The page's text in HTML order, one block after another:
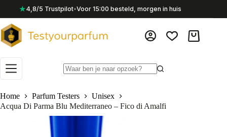
inhoud
★4,8/5 Trustpilot•Voor 15:00 besteld, morgen in huis
Home
Parfum Testers
Unisex
Acqua Di Parma Blu Mediterraneo – Fico di Amalfi